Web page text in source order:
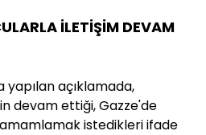
İLETİŞİM DEVAM
açıklamada,
devam ettiği, Gazze'de
istedikleri ifade